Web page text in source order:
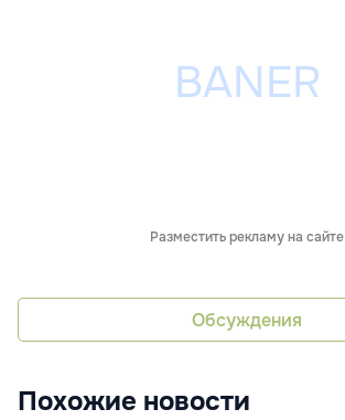
Разместить рекламу на сайте
Обсуждения
Похожие новости